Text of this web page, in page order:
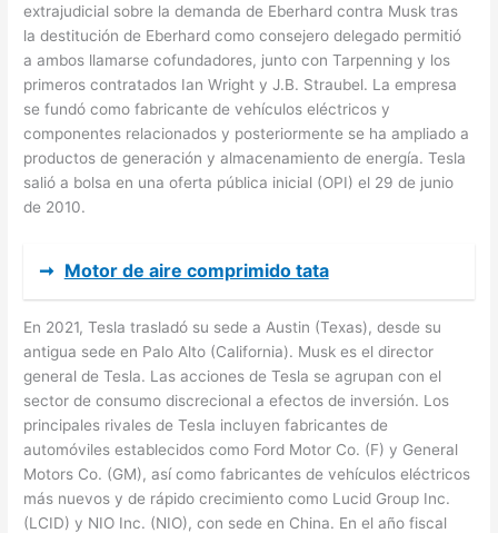
extrajudicial sobre la demanda de Eberhard contra Musk tras
la destitución de Eberhard como consejero delegado permitió
a ambos llamarse cofundadores, junto con Tarpenning y los
primeros contratados Ian Wright y J.B. Straubel. La empresa
se fundó como fabricante de vehículos eléctricos y
componentes relacionados y posteriormente se ha ampliado a
productos de generación y almacenamiento de energía. Tesla
salió a bolsa en una oferta pública inicial (OPI) el 29 de junio
de 2010.
➞ Motor de aire comprimido tata
En 2021, Tesla trasladó su sede a Austin (Texas), desde su
antigua sede en Palo Alto (California). Musk es el director
general de Tesla. Las acciones de Tesla se agrupan con el
sector de consumo discrecional a efectos de inversión. Los
principales rivales de Tesla incluyen fabricantes de
automóviles establecidos como Ford Motor Co. (F) y General
Motors Co. (GM), así como fabricantes de vehículos eléctricos
más nuevos y de rápido crecimiento como Lucid Group Inc.
(LCID) y NIO Inc. (NIO), con sede en China. En el año fiscal